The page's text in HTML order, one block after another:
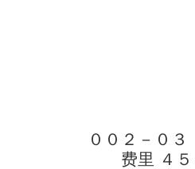
００２－０３
费里 ４５